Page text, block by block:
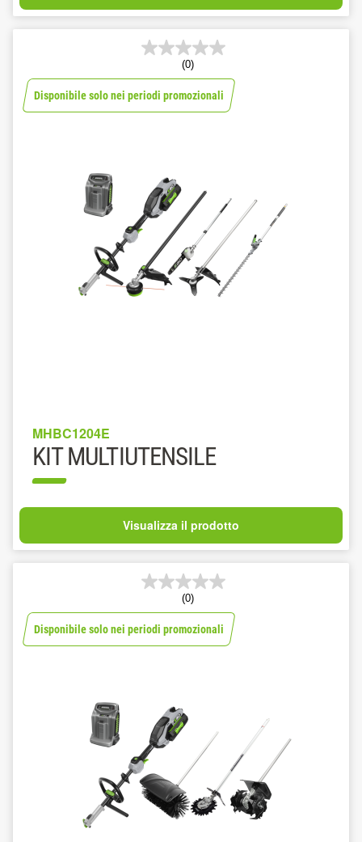
(0)
Disponibile solo nei periodi promozionali
MHBC1204E
KIT MULTIUTENSILE
Visualizza il prodotto
(0)
Disponibile solo nei periodi promozionali